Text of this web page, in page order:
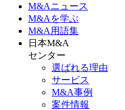
M&Aニュース
M&Aを学ぶ
M&A 用語集
日本M&A
センター
選ばれる理由
サービス
M&A事例
案件情報